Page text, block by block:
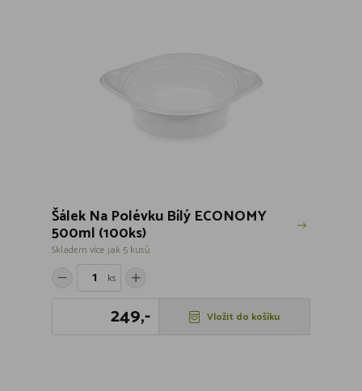
Šálek Na Polévku Bílý ECONOMY
500ml (100ks)
Skladem více jak 5 kusů
ks
249,- Vložit do košíku